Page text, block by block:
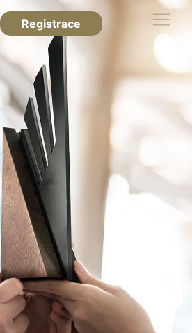
Registrace